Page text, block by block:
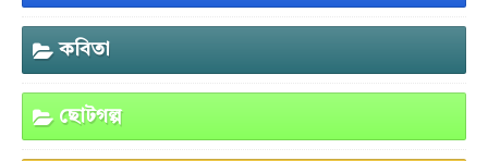
কবিতা
ছোটগল্প